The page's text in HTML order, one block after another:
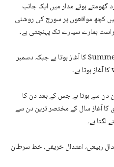
ہوئے مدار میں ایک جانب
کچھ مواقعوں پر سورج کی روشنی
راست ہمارے سیارے تک پہنچتی ہے۔
جون میں خط سرطان یا Summer Solstice کا آغاز ہوتا ہے جبکہ دسمبر
دن سے ہوتا ہے جس کے بعد دن کا
کا آغاز سال کے مختصر ترین دن سے
لگتا ہے۔
ربیعی، اعتدال خریفی، خط سرطان